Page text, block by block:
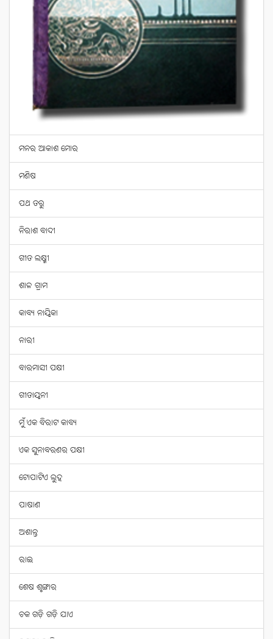
ମନର ଆକାଶ ମୋର
ମଣିଷ
ପଥ ତରୁ
ନିରାଶ ବାଦୀ
ଗୀତ ଲକ୍ଷ୍ମୀ
ଶାଳ ଗ୍ରାମ
କାବ୍ୟ ନାୟିକା
ନାରୀ
ବାରମାସୀ ପକ୍ଷୀ
ଗୀତାୟନୀ
ମୁଁ ଏକ ବିରାଟ କାବ୍ୟ
ଏକ ସୁନାବରଣର ପକ୍ଷୀ
ଟୋପାଟିଏ ଲୁହ
ପାଷାଣ
ଅଶାନ୍ତ
ରାଇ
ଶେଷ ଶୃଙ୍ଗାର
ଚକ ଗଡ଼ି ଗଡ଼ି ଯାଏ